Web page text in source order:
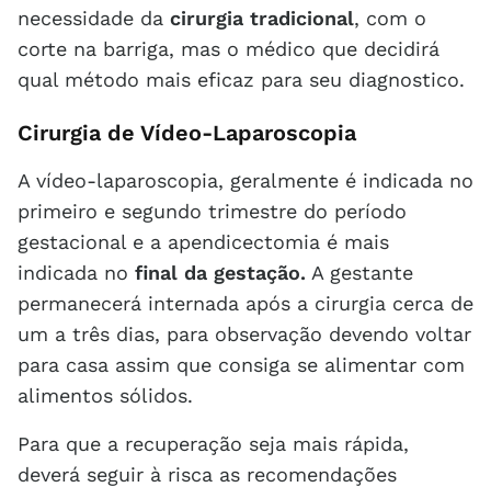
necessidade da cirurgia tradicional, com o
corte na barriga, mas o médico que decidirá
qual método mais eficaz para seu diagnostico.
Cirurgia de Vídeo-Laparoscopia
A vídeo-laparoscopia, geralmente é indicada no
primeiro e segundo trimestre do período
gestacional e a apendicectomia é mais
indicada no final da gestação. A gestante
permanecerá internada após a cirurgia cerca de
um a três dias, para observação devendo voltar
para casa assim que consiga se alimentar com
alimentos sólidos.
Para que a recuperação seja mais rápida,
deverá seguir à risca as recomendações